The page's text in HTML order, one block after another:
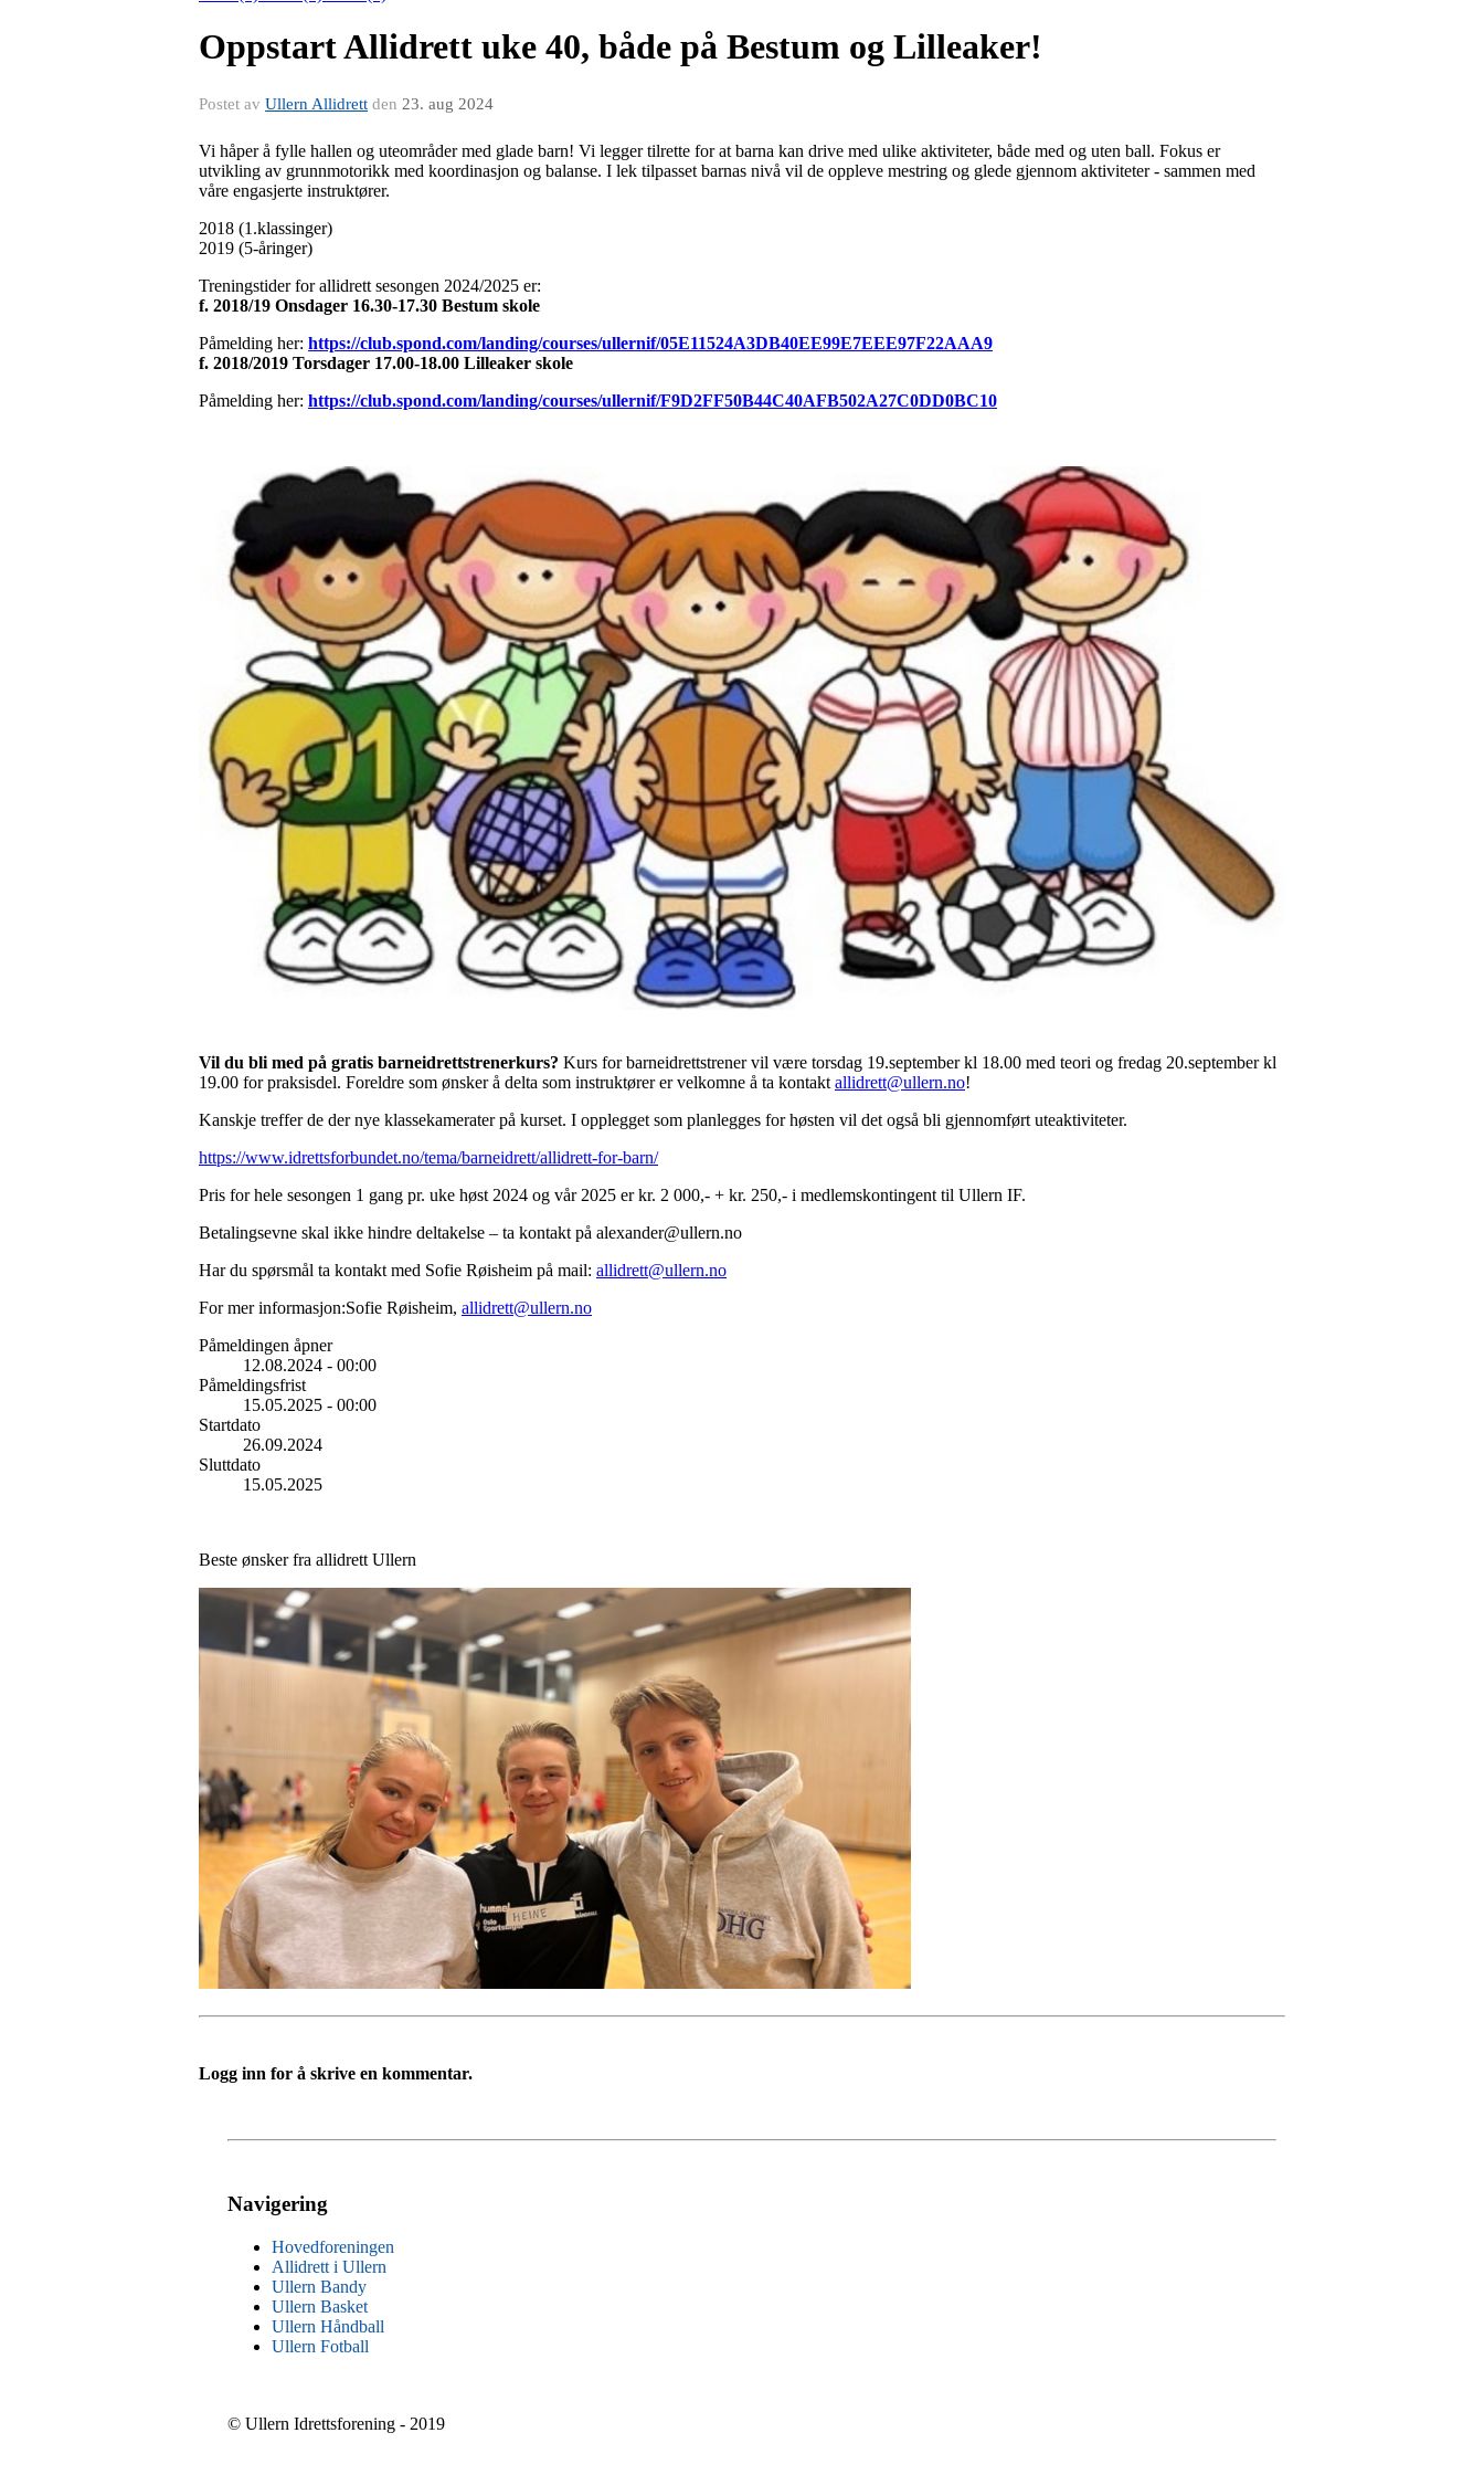
Oppstart Allidrett uke 40, både på Bestum og Lilleaker!
Postet av Ullern Allidrett den 23. aug 2024
Vi håper å fylle hallen og uteområder med glade barn! Vi legger tilrette for at barna kan drive med ulike aktiviteter, både med og uten ball. Fokus er
utvikling av grunnmotorikk med koordinasjon og balanse. I lek tilpasset barnas nivå vil de oppleve mestring og glede gjennom aktiviteter - sammen med
våre engasjerte instruktører.
2018 (1.klassinger)
2019 (5-åringer)
Treningstider for allidrett sesongen 2024/2025 er:
f. 2018/19 Onsdager 16.30-17.30 Bestum skole
Påmelding her: https://club.spond.com/landing/courses/ullernif/05E11524A3DB40EE99E7EEE97F22AAA9
f. 2018/2019 Torsdager 17.00-18.00 Lilleaker skole
Påmelding her: https://club.spond.com/landing/courses/ullernif/F9D2FF50B44C40AFB502A27C0DD0BC10
Vil du bli med på gratis barneidrettstrenerkurs? Kurs for barneidrettstrener vil være torsdag 19.september kl 18.00 med teori og fredag 20.september kl
19.00 for praksisdel. Foreldre som ønsker å delta som instruktører er velkomne å ta kontakt allidrett@ullern.no!
Kanskje treffer de der nye klassekamerater på kurset. I opplegget som planlegges for høsten vil det også bli gjennomført uteaktiviteter.
https://www.idrettsforbundet.no/tema/barneidrett/allidrett-for-barn/
Pris for hele sesongen 1 gang pr. uke høst 2024 og vår 2025 er kr. 2 000,- + kr. 250,- i medlemskontingent til Ullern IF.
Betalingsevne skal ikke hindre deltakelse – ta kontakt på alexander@ullern.no
Har du spørsmål ta kontakt med Sofie Røisheim på mail: allidrett@ullern.no
For mer informasjon:Sofie Røisheim, allidrett@ullern.no
Påmeldingen åpner
12.08.2024 - 00:00
Påmeldingsfrist
15.05.2025 - 00:00
Startdato
26.09.2024
Sluttdato
15.05.2025
Beste ønsker fra allidrett Ullern
Logg inn for å skrive en kommentar.
Navigering
Hovedforeningen
Allidrett i Ullern
Ullern Bandy
Ullern Basket
Ullern Håndball
Ullern Fotball
© Ullern Idrettsforening - 2019